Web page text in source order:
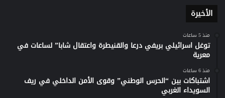
الأخيرة
منذ 5 ساعات
توغل اسرائيلي بريفي درعا والقنيطرة واعتقال شابا” لساعات في
معرية
منذ 6 ساعات
اشتباكات بين “الحرس الوطني” وقوى الأمن الداخلي في ريف
السويداء الغربي